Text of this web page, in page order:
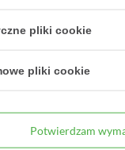
pliki cookie
pliki cookie
Potwierdzam